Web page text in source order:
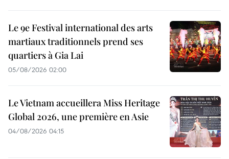
Le 9e Festival international des arts
martiaux traditionnels prend ses
quartiers à Gia Lai
05/08/2026 02:00
Le Vietnam accueillera Miss Heritage
Global 2026, une première en Asie
04/08/2026 04:15